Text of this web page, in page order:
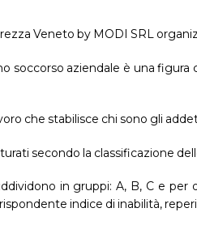
Veneto by MODI SRL
soccorso aziendale è una
che stabilisce chi sono gli
secondo la classificazione
in gruppi: A, B, C e
indice di inabilità,